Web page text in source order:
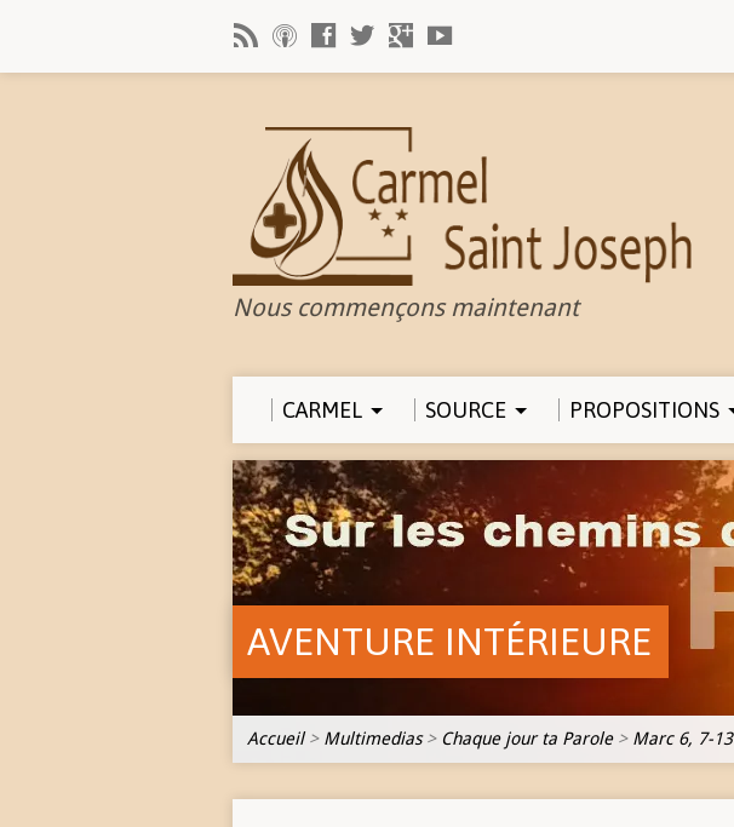
Nous commençons maintenant
CARMEL SOURCE PROPOSITIONS
AVENTURE INTÉRIEURE
Accueil> Multimedias> Chaque jour ta Parole> Marc 6, 7-13